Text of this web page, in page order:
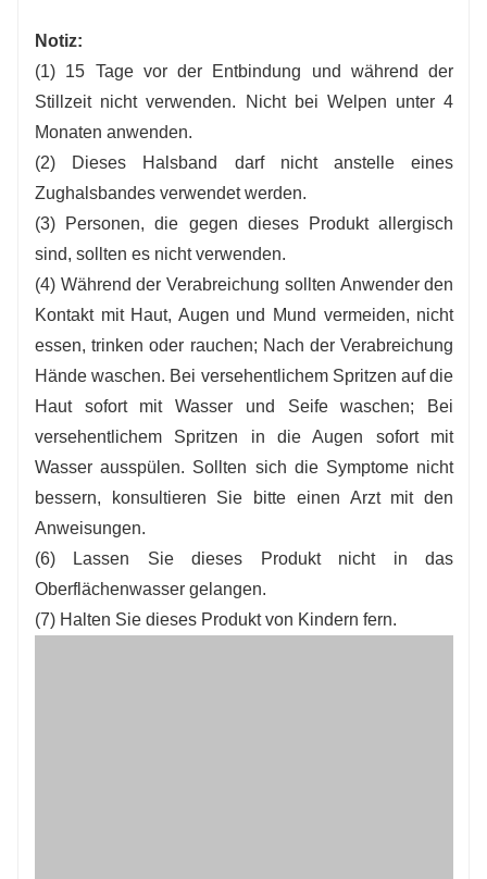
Notiz:
(1) 15 Tage vor der Entbindung und während der
Stillzeit nicht verwenden. Nicht bei Welpen unter 4
Monaten anwenden.
(2) Dieses Halsband darf nicht anstelle eines
Zughalsbandes verwendet werden.
(3) Personen, die gegen dieses Produkt allergisch
sind, sollten es nicht verwenden.
(4) Während der Verabreichung sollten Anwender den
Kontakt mit Haut, Augen und Mund vermeiden, nicht
essen, trinken oder rauchen; Nach der Verabreichung
Hände waschen. Bei versehentlichem Spritzen auf die
Haut sofort mit Wasser und Seife waschen; Bei
versehentlichem Spritzen in die Augen sofort mit
Wasser ausspülen. Sollten sich die Symptome nicht
bessern, konsultieren Sie bitte einen Arzt mit den
Anweisungen.
(6) Lassen Sie dieses Produkt nicht in das
Oberflächenwasser gelangen.
(7) Halten Sie dieses Produkt von Kindern fern.